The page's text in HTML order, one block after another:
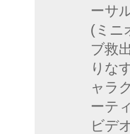
ーサ
(ミニ
ブ救
りな
ャラ
ーテ
ビデ